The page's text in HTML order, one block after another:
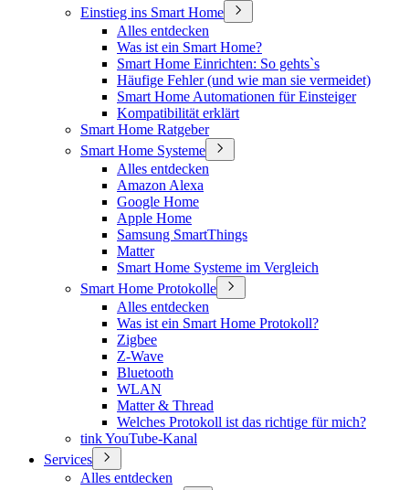
Einstieg ins Smart Home
Alles entdecken
Was ist ein Smart Home?
Smart Home Einrichten: So gehts`s
Häufige Fehler (und wie man sie vermeidet)
Smart Home Automationen für Einsteiger
Kompatibilität erklärt
Smart Home Ratgeber
Smart Home Systeme
Alles entdecken
Amazon Alexa
Google Home
Apple Home
Samsung SmartThings
Matter
Smart Home Systeme im Vergleich
Smart Home Protokolle
Alles entdecken
Was ist ein Smart Home Protokoll?
Zigbee
Z-Wave
Bluetooth
WLAN
Matter & Thread
Welches Protokoll ist das richtige für mich?
tink YouTube-Kanal
Services
Alles entdecken